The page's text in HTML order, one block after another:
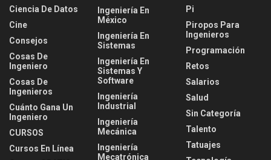
Ciencia De Datos
Cine
Consejos
Cosas De
Ingeniero
Cosas De
Ingenieros
Cuánto Gana Un
Ingeniero
CURSOS
Cursos En Línea
Ingeniería En
México
Ingeniería En
Sistemas
Ingeniería En
Sistemas Y
Software
Ingeniería
Industrial
Ingeniería
Mecánica
Ingeniería
Mecatrónica
Pi
Piropos Para
Ingenieros
Programación
Retos
Salarios
Salud
Sin Categoría
Talento
Tatuajes